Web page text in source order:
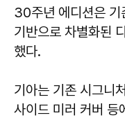
30주년 에디션은 기
기반으로 차별화된
했다.
기아는 기존 시그니
사이드 미러 커버